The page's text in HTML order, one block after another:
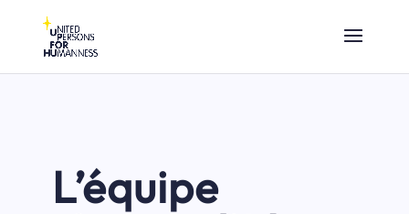
L’équipe